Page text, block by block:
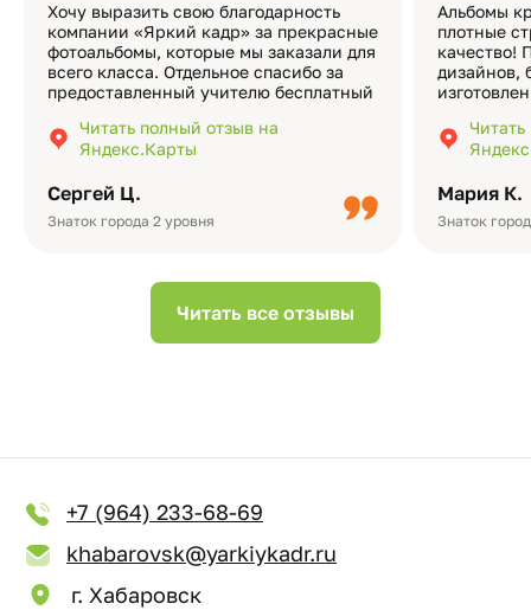
Сергей Ц.
Знаток города 2 уровня
Хочу выразить свою благодарность
компании «Яркий кадр» за прекрасные
фотоальбомы, которые мы заказали для
всего класса. Отдельное спасибо за
предоставленный учителю бесплатный
подчёркивает значимость события.
Качество альбомов на высшем уровне:
Читать полный отзыв на
Яндекс.Карты
Мария К.
Знаток
Альбомы
плотные
качество!
дизайнов,
добавить
видео с
Читать все отзывы
+7 (964) 233-68-69
khabarovsk@yarkiykadr.ru
г. Хабаровск